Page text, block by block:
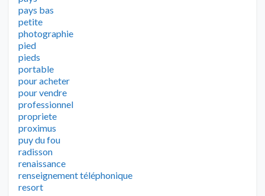
pays bas
petite
photographie
pied
pieds
portable
pour acheter
pour vendre
professionnel
propriete
proximus
puy du fou
radisson
renaissance
renseignement téléphonique
resort